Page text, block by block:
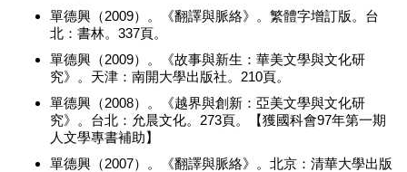
單德興（2009）。《翻譯與脈絡》。繁體字增訂版。台
北：書林。337頁。
單德興（2009）。《故事與新生：華美文學與文化研
究》。天津：南開大學出版社。210頁。
單德興（2008）。《越界與創新：亞美文學與文化研
究》。台北：允晨文化。273頁。【獲國科會97年第一期
人文學專書補助】
單德興（2007）。《翻譯與脈絡》。北京：清華大學出版